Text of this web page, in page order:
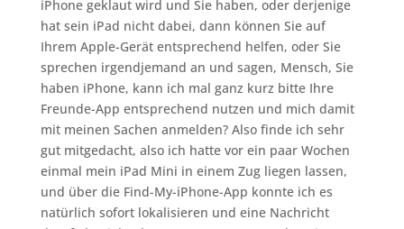
iPhone geklaut wird und Sie haben, oder derjenige
hat sein iPad nicht dabei, dann können Sie auf
Ihrem Apple-Gerät entsprechend helfen, oder Sie
sprechen irgendjemand an und sagen, Mensch, Sie
haben iPhone, kann ich mal ganz kurz bitte Ihre
Freunde-App entsprechend nutzen und mich damit
mit meinen Sachen anmelden? Also finde ich sehr
gut mitgedacht, also ich hatte vor ein paar Wochen
einmal mein iPad Mini in einem Zug liegen lassen,
und über die Find-My-iPhone-App konnte ich es
natürlich sofort lokalisieren und eine Nachricht